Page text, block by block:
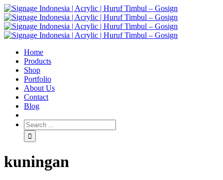
Home
Products
Shop
Portfolio
About Us
Contact
Blog
kuningan